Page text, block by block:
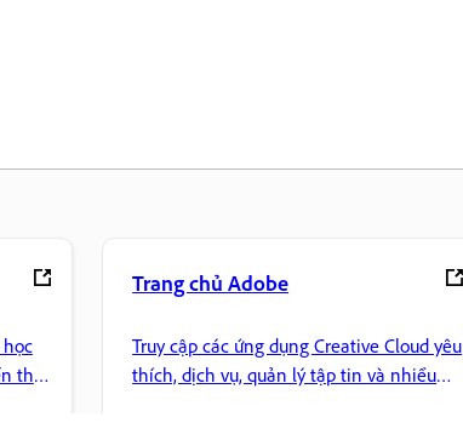
thức
Trang chủ Adobe
Truy cập các ứng dụng Creative Cloud yêu
thích, dịch vụ, quản lý tập tin và nhiều